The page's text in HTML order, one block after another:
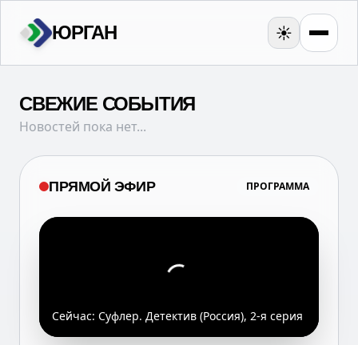
ЮРГАН ☀️
СВЕЖИЕ СОБЫТИЯ
Новостей пока нет...
ПРЯМОЙ ЭФИР ПРОГРАММА
Сейчас: Суфлер. Детектив (Россия), 2-я серия